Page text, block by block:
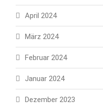
April 2024
März 2024
Februar 2024
Januar 2024
Dezember 2023